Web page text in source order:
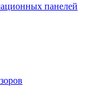
панелей